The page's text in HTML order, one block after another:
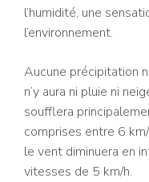
l’humidité, une
l’environnement.
Aucune précipitation
n’y aura ni pluie ni
soufflera
comprises entre 6
le vent diminuera en
vitesses de 5 km/h.